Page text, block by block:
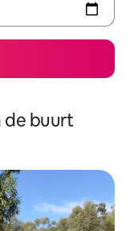
de buurt